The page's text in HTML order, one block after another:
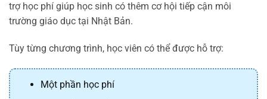
trợ học phí giúp học sinh có thêm cơ hội tiếp cận môi
trường giáo dục tại Nhật Bản.
Tùy từng chương trình, học viên có thể được hỗ trợ:
Một phần học phí